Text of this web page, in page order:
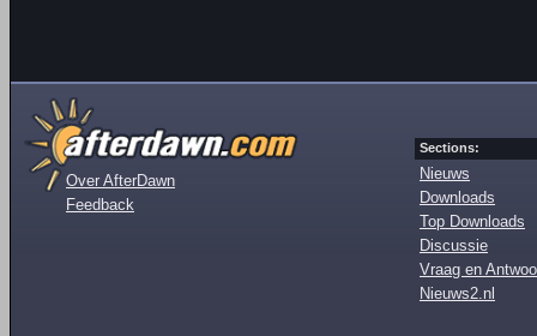
Over AfterDawn
Feedback
Sections:
Nieuws
Downloads
Top Downloads
Discussie
Vraag en
Nieuws2.nl